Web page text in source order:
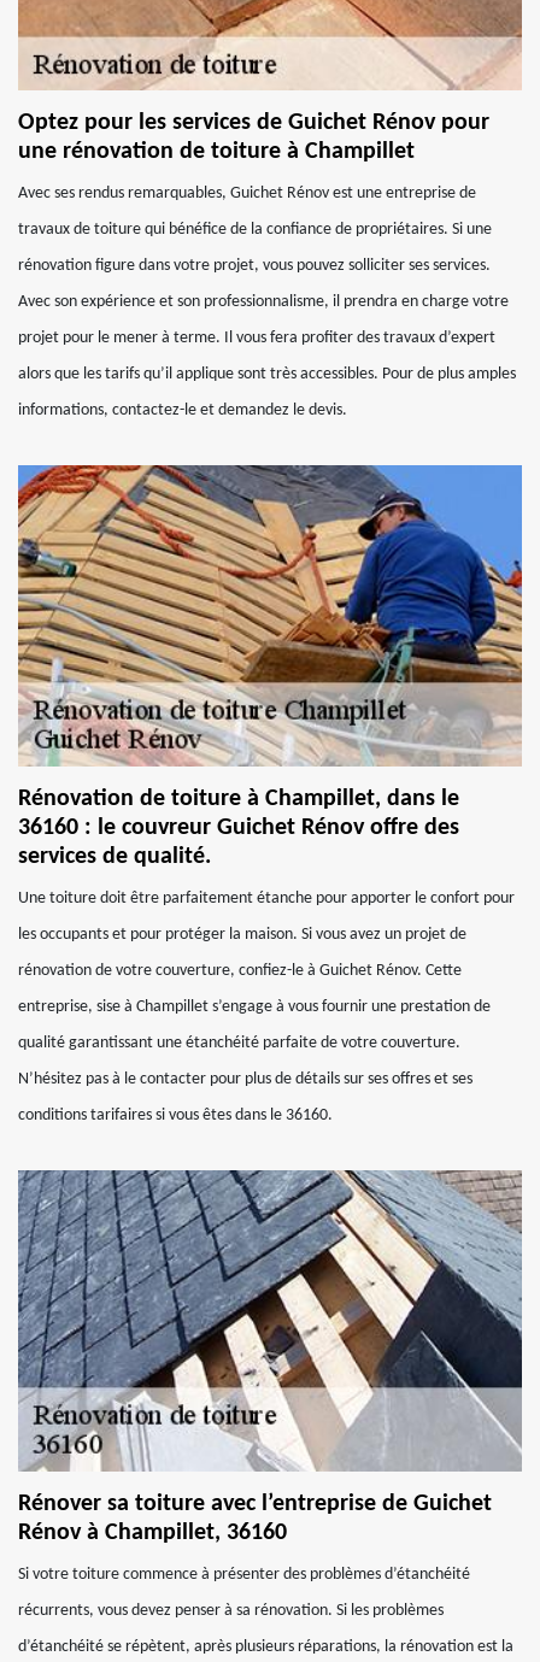
Optez pour les services de Guichet Rénov pour
une rénovation de toiture à Champillet
Avec ses rendus remarquables, Guichet Rénov est une entreprise de
travaux de toiture qui bénéfice de la confiance de propriétaires. Si une
rénovation figure dans votre projet, vous pouvez solliciter ses services.
Avec son expérience et son professionnalisme, il prendra en charge votre
projet pour le mener à terme. Il vous fera profiter des travaux d’expert
alors que les tarifs qu’il applique sont très accessibles. Pour de plus amples
informations, contactez-le et demandez le devis.
Rénovation de toiture à Champillet, dans le
36160 : le couvreur Guichet Rénov offre des
services de qualité.
Une toiture doit être parfaitement étanche pour apporter le confort pour
les occupants et pour protéger la maison. Si vous avez un projet de
rénovation de votre couverture, confiez-le à Guichet Rénov. Cette
entreprise, sise à Champillet s’engage à vous fournir une prestation de
qualité garantissant une étanchéité parfaite de votre couverture.
N’hésitez pas à le contacter pour plus de détails sur ses offres et ses
conditions tarifaires si vous êtes dans le 36160.
Rénover sa toiture avec l’entreprise de Guichet
Rénov à Champillet, 36160
Si votre toiture commence à présenter des problèmes d’étanchéité
récurrents, vous devez penser à sa rénovation. Si les problèmes
d’étanchéité se répètent, après plusieurs réparations, la rénovation est la